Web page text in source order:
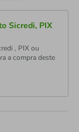
Sicredi, PIX
, PIX ou
a compra deste